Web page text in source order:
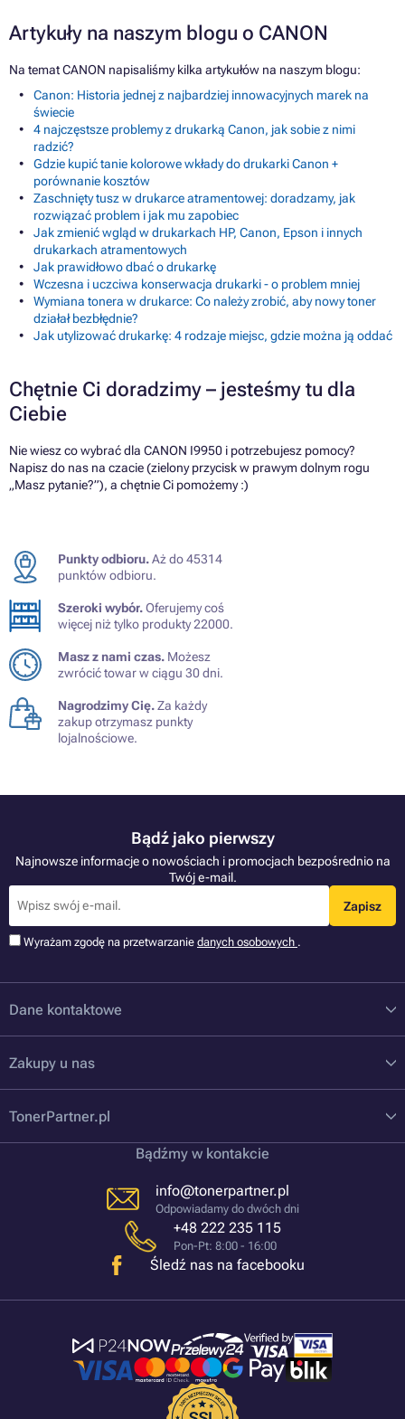
Artykuły na naszym blogu o CANON
Na temat CANON napisaliśmy kilka artykułów na naszym blogu:
Canon: Historia jednej z najbardziej innowacyjnych marek na
świecie
4 najczęstsze problemy z drukarką Canon, jak sobie z nimi
radzić?
Gdzie kupić tanie kolorowe wkłady do drukarki Canon +
porównanie kosztów
Zaschnięty tusz w drukarce atramentowej: doradzamy, jak
rozwiązać problem i jak mu zapobiec
Jak zmienić wgląd w drukarkach HP, Canon, Epson i innych
drukarkach atramentowych
Jak prawidłowo dbać o drukarkę
Wczesna i uczciwa konserwacja drukarki - o problem mniej
Wymiana tonera w drukarce: Co należy zrobić, aby nowy toner
działał bezbłędnie?
Jak utylizować drukarkę: 4 rodzaje miejsc, gdzie można ją oddać
Chętnie Ci doradzimy – jesteśmy tu dla
Ciebie
Nie wiesz co wybrać dla CANON I9950 i potrzebujesz pomocy?
Napisz do nas na czacie (zielony przycisk w prawym dolnym rogu
„Masz pytanie?”), a chętnie Ci pomożemy :)
Punkty odbioru.Aż do 45314
punktów odbioru.
Szeroki wybór.Oferujemy coś
więcej niż tylko produkty 22000.
Masz z nami czas. Możesz
zwrócić towar w ciągu 30 dni.
Nagrodzimy Cię.Za każdy
zakup otrzymasz punkty
lojalnościowe.
Bądź jako pierwszy
Najnowsze informacje o nowościach i promocjach bezpośrednio na
Twój e-mail.
Zapisz
Wyrażam zgodę na przetwarzanie danych osobowych .
Dane kontaktowe
Zakupy u nas
TonerPartner.pl
Bądźmy w kontakcie
info@tonerpartner.pl
Odpowiadamy do dwóch dni
+48 222 235 115
Pon-Pt: 8:00 - 16:00
Śledź nas na facebooku